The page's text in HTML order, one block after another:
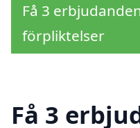
Få 3
förpliktelser
Få 3